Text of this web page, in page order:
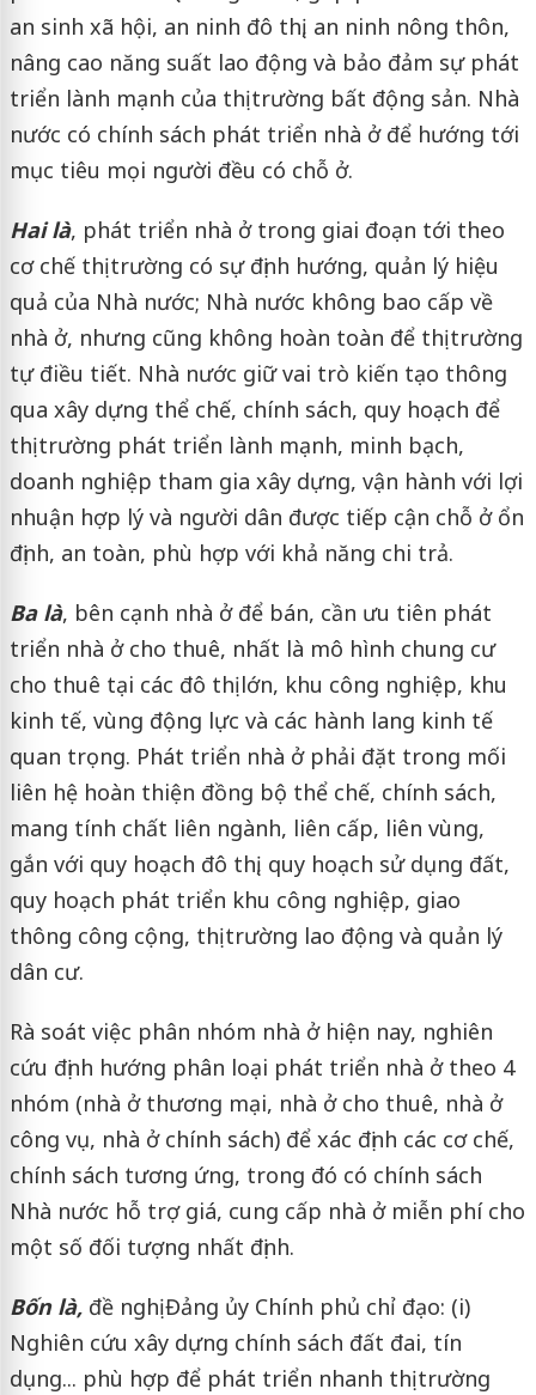
an sinh xã hội, an ninh đô thị, an ninh nông thôn,
nâng cao năng suất lao động và bảo đảm sự phát
triển lành mạnh của thị trường bất động sản. Nhà
nước có chính sách phát triển nhà ở để hướng tới
mục tiêu mọi người đều có chỗ ở.
Hai là, phát triển nhà ở trong giai đoạn tới theo
cơ chế thị trường có sự định hướng, quản lý hiệu
quả của Nhà nước; Nhà nước không bao cấp về
nhà ở, nhưng cũng không hoàn toàn để thị trường
tự điều tiết. Nhà nước giữ vai trò kiến tạo thông
qua xây dựng thể chế, chính sách, quy hoạch để
thị trường phát triển lành mạnh, minh bạch,
doanh nghiệp tham gia xây dựng, vận hành với lợi
nhuận hợp lý và người dân được tiếp cận chỗ ở ổn
định, an toàn, phù hợp với khả năng chi trả.
Ba là, bên cạnh nhà ở để bán, cần ưu tiên phát
triển nhà ở cho thuê, nhất là mô hình chung cư
cho thuê tại các đô thị lớn, khu công nghiệp, khu
kinh tế, vùng động lực và các hành lang kinh tế
quan trọng. Phát triển nhà ở phải đặt trong mối
liên hệ hoàn thiện đồng bộ thể chế, chính sách,
mang tính chất liên ngành, liên cấp, liên vùng,
gắn với quy hoạch đô thị, quy hoạch sử dụng đất,
quy hoạch phát triển khu công nghiệp, giao
thông công cộng, thị trường lao động và quản lý
dân cư.
Rà soát việc phân nhóm nhà ở hiện nay, nghiên
cứu định hướng phân loại phát triển nhà ở theo 4
nhóm (nhà ở thương mại, nhà ở cho thuê, nhà ở
công vụ, nhà ở chính sách) để xác định các cơ chế,
chính sách tương ứng, trong đó có chính sách
Nhà nước hỗ trợ giá, cung cấp nhà ở miễn phí cho
một số đối tượng nhất định.
Bốn là,đề nghị Đảng ủy Chính phủ chỉ đạo: (i)
Nghiên cứu xây dựng chính sách đất đai, tín
dụng... phù hợp để phát triển nhanh thị trường